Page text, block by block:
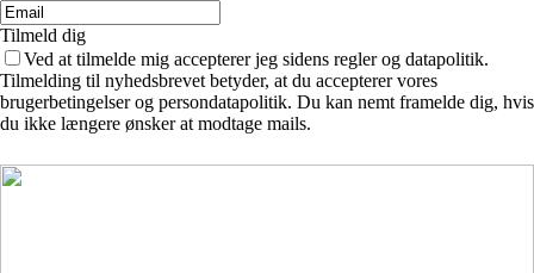
Tilmeld dig
Ved at tilmelde mig accepterer jeg sidens regler og datapolitik.
Tilmelding til nyhedsbrevet betyder, at du accepterer vores
brugerbetingelser og persondatapolitik. Du kan nemt framelde dig, hvis
du ikke længere ønsker at modtage mails.